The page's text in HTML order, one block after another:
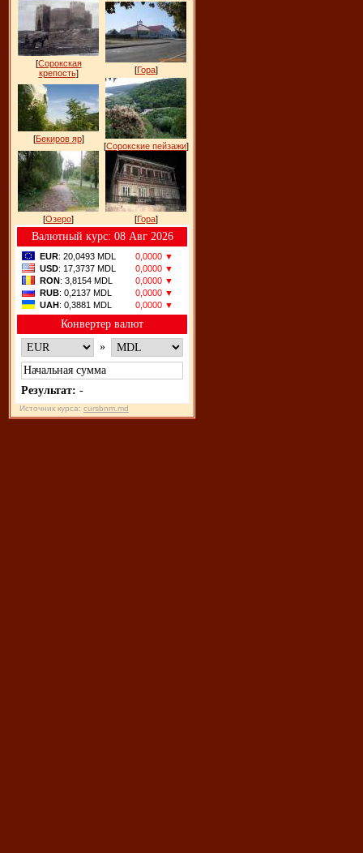
[Сорокская
крепость] [Гора]
[Бекиров яр]
[Сорокские пейзажи]
[Озеро] [Гора]
Bалютный курс: 08 Авг 2026
EUR: 20,0493 MDL
0,0000 ▼
USD: 17,3737 MDL
0,0000 ▼
RON: 3,8154 MDL
0,0000 ▼
RUB: 0,2137 MDL
0,0000 ▼
UAH: 0,3881 MDL 0,0000 ▼
Конвертер валют
»
Результат: -
Источник курса: cursbnm.md